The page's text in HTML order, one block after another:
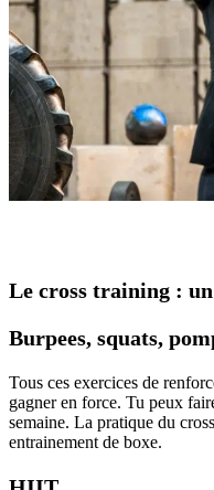
Le cross training :
Burpees, squats,
Tous ces exercices de
gagner en force. Tu peux
semaine. La pratique du
entrainement de boxe.